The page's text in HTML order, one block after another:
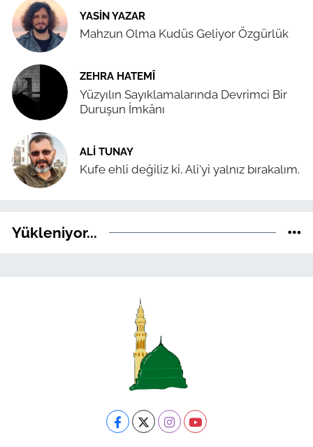
YASIN YAZAR
Mahzun Olma Kudüs Geliyor Özgürlük
ZEHRA HATEMÎ
Yüzyılın Sayıklamalarında Devrimci Bir
Duruşun İmkânı
ALI TUNAY
Kufe ehli değiliz ki, Ali'yi yalnız bırakalım.
Yükleniyor...